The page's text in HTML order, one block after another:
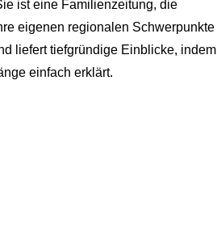
ist eine Familienzeitung, die
eigenen regionalen Schwerpunkte
liefert tiefgründige Einblicke, indem
einfach erklärt.